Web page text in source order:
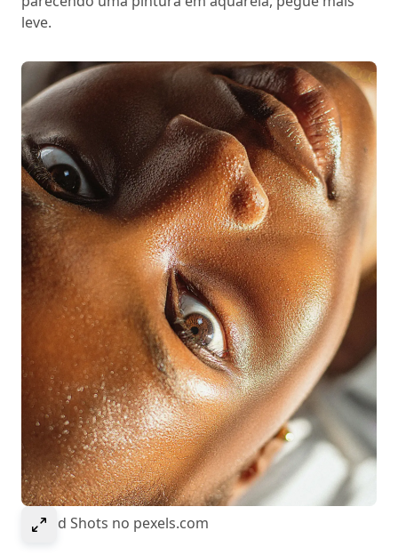
leve.
Select to expand image
© Kold Shots no pexels.com